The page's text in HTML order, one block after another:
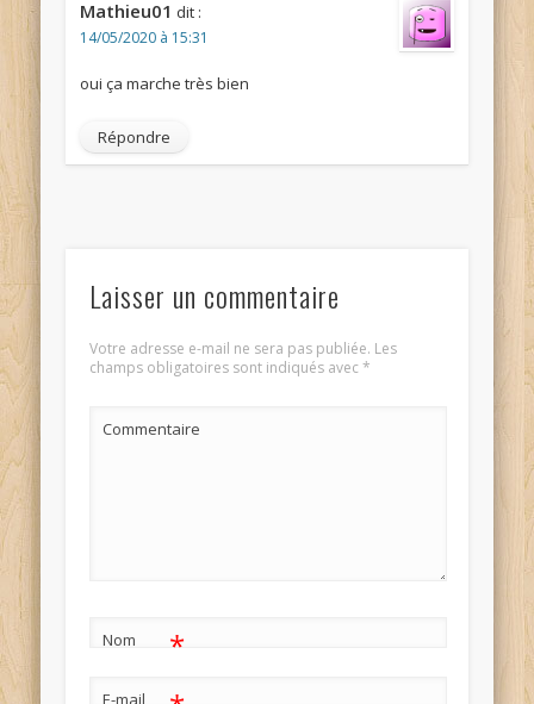
Mathieu01 dit :
14/05/2020 à 15:31
oui ça marche très bien
Répondre
Laisser un commentaire
Votre adresse e-mail ne sera pas publiée. Les
champs obligatoires sont indiqués avec*
Commentaire
Nom *
E-mail